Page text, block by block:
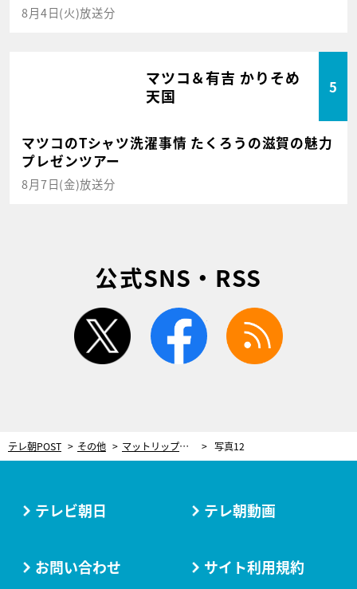
8月4日(火)放送分
マツコ＆有吉 かりそめ
天国
5
マツコのTシャツ洗濯事情 たくろうの滋賀の魅力
プレゼンツアー
8月7日(金)放送分
公式SNS・RSS
twitter facebook
テレ朝POST その他 マットリップが主役の冬映えメイク！河北麻友子も「めっちゃ可愛い。こういう色大好き！」 写真12
テレビ朝日 テレ朝動画
お問い合わせ サイト利用規約